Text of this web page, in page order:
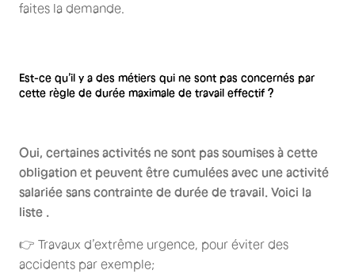
faites la demande.
Est-ce qu’il y a des métiers qui ne sont pas concernés par
cette règle de durée maximale de travail effectif ?
Oui, certaines activités ne sont pas soumises à cette
obligation et peuvent être cumulées avec une activité
salariée sans contrainte de durée de travail. Voici la
liste .
👉 Travaux d’extrême urgence, pour éviter des
accidents par exemple;